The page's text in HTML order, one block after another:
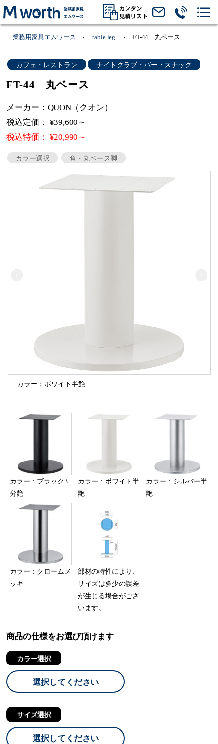
業務用家具エムワース table leg FT-44 丸ベース
カフェ・レストラン ナイトクラブ・バー・スナック
FT-44 丸ベース
メーカー：QUON（クオン）
税込定価： ¥39,600～
税込特価： ¥20,990～
カラー選択 角・丸ベース脚
カラー：ボワイト半艶
カラー：ブラック3
分艶
カラー：ボワイト半
艶
カラー：シルバー半
艶
カラー：クロームメ
ッキ
部材の特性により、
サイズは多少の誤差
が生じる場合がござ
います。
商品の仕様をお選び頂けます
カラー選択
選択してください
サイズ選択
選択してください